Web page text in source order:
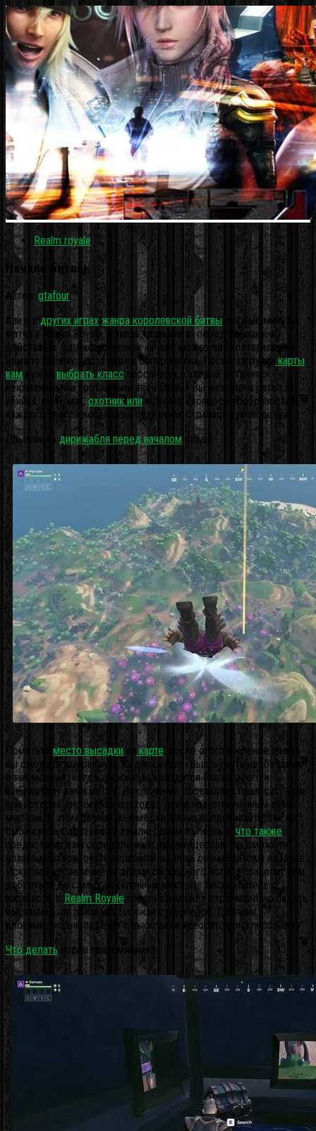
Realm royale
Начало битвы
Автор:gtafour ·
Как и вдругих играх жанра королевской битвы, первые минуты
матча в Realm Royale — лишь «разминка» перед основным
действием. Однако успешное начало может предоставить вам
немало преимуществ перед соперниками. После загрузки карты
вамнужно выбрать классперсонажа, который останется
неизменным на протяжении всей битвы. Вы можете играть как
убийца, воин, маг,охотник или инженер (вопросу особенностей
каждого класса посвящена отдельная страница руководства).
Прыжок издирижабля перед началом битвы
Пометьте место высадки на карте : после этого в нужное время
вы сможете выпрыгнуть из дирижабля.Выпрыгнуть необходимо
в тот момент, когда дирижабль находится ближе всего к
выбранному вами месту. Исключение составляет лишь ситуация,
при которой дирижабль проходит точно над отмеченным вами
местом. В этом случае незамедлительно выпрыгивайте: так вы
сможете высадиться за землю одним из первых, что также
предоставит вам определённые преимущества. Вы сможете
плавно маневрировать персонажем, пока он находится в воздухе.
Искусное управление во время свободного полёта позволит вам
добраться до самых отдаленных мест. Не беспокойтесь о
парашюте: в Realm Royale персонаж может стремительно падать
как камень, но приземляться как супергерой. Другими
словами, любые падения с высоты не наносят урона персонажу.
Что делатьпосле приземления?